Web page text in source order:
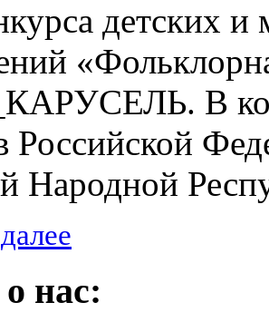
детских
В
Российской
Народной
нас: